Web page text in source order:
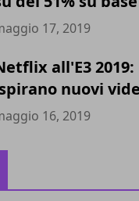
17, 2019
all'E3
nuovi
16, 2019